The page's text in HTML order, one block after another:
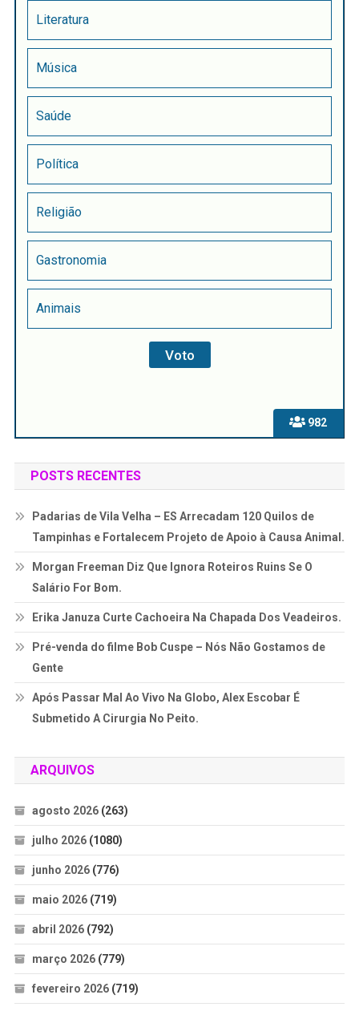
982
Literatura
Música
Saúde
Política
Religião
Gastronomia
Animais
POSTS RECENTES
Padarias de Vila Velha – ES Arrecadam 120 Quilos de
Tampinhas e Fortalecem Projeto de Apoio à Causa Animal.
Morgan Freeman Diz Que Ignora Roteiros Ruins Se O
Salário For Bom.
Erika Januza Curte Cachoeira Na Chapada Dos Veadeiros.
Pré-venda do filme Bob Cuspe – Nós Não Gostamos de
Gente
Após Passar Mal Ao Vivo Na Globo, Alex Escobar É
Submetido A Cirurgia No Peito.
ARQUIVOS
agosto 2026(263)
julho 2026(1080)
junho 2026(776)
maio 2026(719)
abril 2026(792)
março 2026(779)
fevereiro 2026(719)